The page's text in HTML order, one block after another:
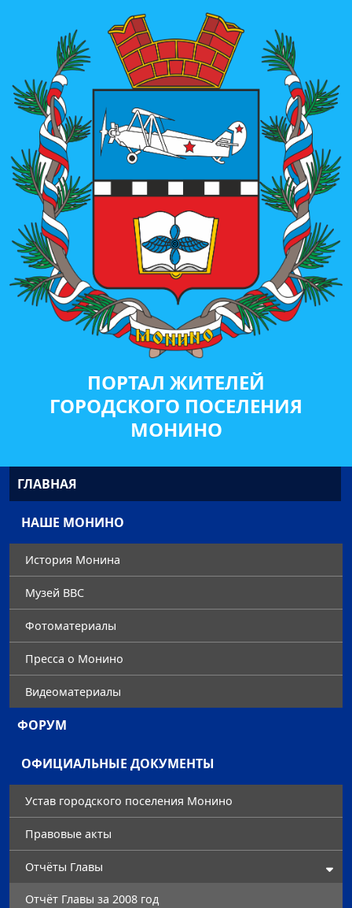
ПОРТАЛ ЖИТЕЛЕЙ
ГОРОДСКОГО ПОСЕЛЕНИЯ
МОНИНО
ГЛАВНАЯ
НАШЕ МОНИНО
История Монина
Музей ВВС
Фотоматериалы
Преccа о Монино
Видеоматериалы
ФОРУМ
ОФИЦИАЛЬНЫЕ ДОКУМЕНТЫ
Устав городского поселения Монино
Правовые акты
Отчёты Главы
Отчёт Главы за 2008 год